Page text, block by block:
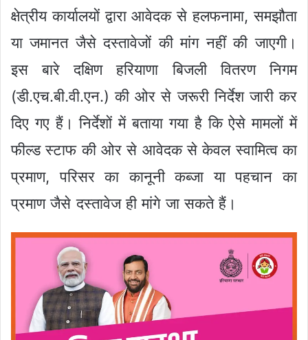
क्षेत्रीय कार्यालयों द्वारा आवेदक से हलफनामा, समझौता
या जमानत जैसे दस्तावेजों की मांग नहीं की जाएगी।
इस बारे दक्षिण हरियाणा बिजली वितरण निगम
(डी.एच.बी.वी.एन.) की ओर से जरूरी निर्देश जारी कर
दिए गए हैं। निर्देशों में बताया गया है कि ऐसे मामलों में
फील्ड स्टाफ की ओर से आवेदक से केवल स्वामित्व का
प्रमाण, परिसर का कानूनी कब्जा या पहचान का
प्रमाण जैसे दस्तावेज ही मांगे जा सकते हैं।